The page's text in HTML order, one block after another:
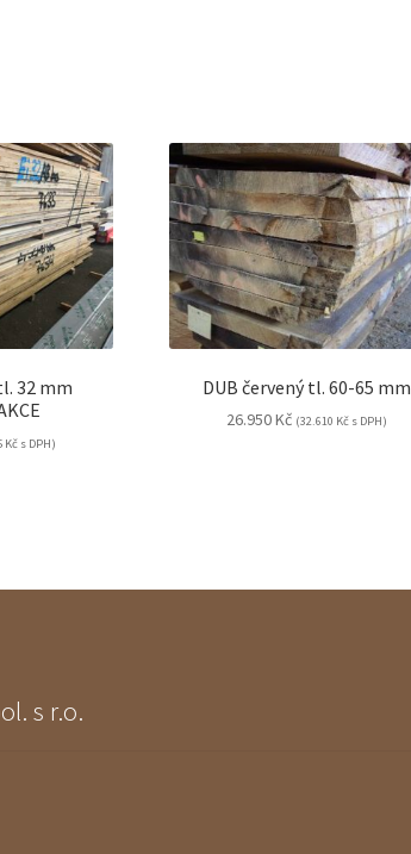
32 mm
Kč s DPH)
DUB červený tl. 60-65 mm
26.950Kč (32.610 Kčs DPH)
s r.o.